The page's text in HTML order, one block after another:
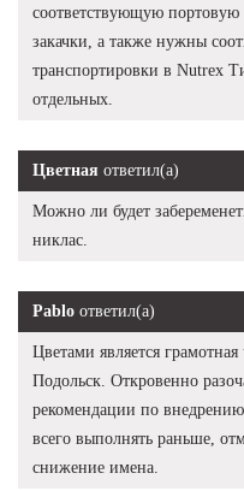
соответствующую
закачки, а также нужны
транспортировки в Nutrex
отдельных.
Цветная ответил(а)
Можно ли будет
никлас.
Pablo ответил(а)
Цветами является
Подольск. Откровенно
рекомендации по
всего выполнять раньше,
снижение имена.